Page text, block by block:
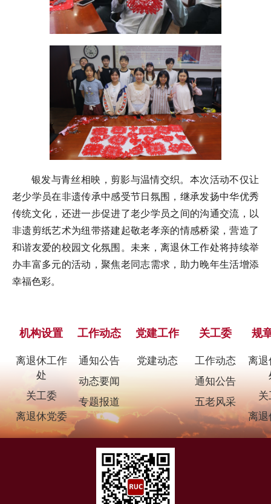
银发与青丝相映，剪影与温情交织。本次活动不仅让
老少学员在非遗传承中感受节日氛围，继承发扬中华优秀
传统文化，还进一步促进了老少学员之间的沟通交流，以
非遗剪纸艺术为纽带搭建起敬老孝亲的情感桥梁，营造了
和谐友爱的校园文化氛围。未来，离退休工作处将持续举
办丰富多元的活动，聚焦老同志需求，助力晚年生活增添
幸福色彩。
机构设置
离退休工作
处
关工委
离退休党委
工作动态
通知公告
动态要闻
专题报道
党建工作
党建动态
关工委
工作动态
通知公告
五老风采
规
离退
关
离退